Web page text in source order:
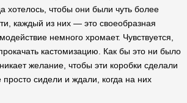
хотелось, чтобы они были чуть более
каждый из них — это своеобразная
немного хромает. Чувствуется,
кастомизацию. Как бы это ни было
желание, чтобы эти коробки сделали
просто сидели и ждали, когда на них